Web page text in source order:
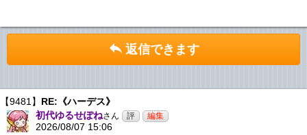
返信できます
【9481】 RE:《ハーデス》
初代ゆるせぽねさん
2026/08/07 15:06